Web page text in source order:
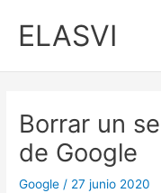
ELASVI
Borrar un
de Google
Google / 27 junio 2020